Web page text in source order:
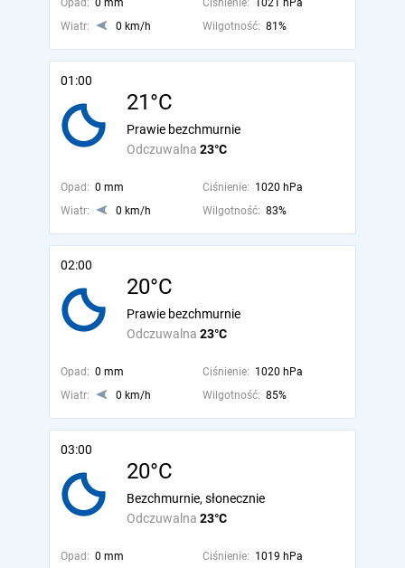
Opad: 0 mm Ciśnienie: 1021 hPa
Wiatr:
0 km/h Wilgotność: 81%
01:00
21°C
Odczuwalna 23°C
Prawie bezchmurnie
Opad: 0 mm Ciśnienie: 1020 hPa
Wiatr:
0 km/h Wilgotność: 83%
02:00
20°C
Odczuwalna 23°C
Prawie bezchmurnie
Opad: 0 mm Ciśnienie: 1020 hPa
Wiatr:
0 km/h Wilgotność: 85%
03:00
20°C
Odczuwalna 23°C
Bezchmurnie, słonecznie
Opad: 0 mm Ciśnienie: 1019 hPa